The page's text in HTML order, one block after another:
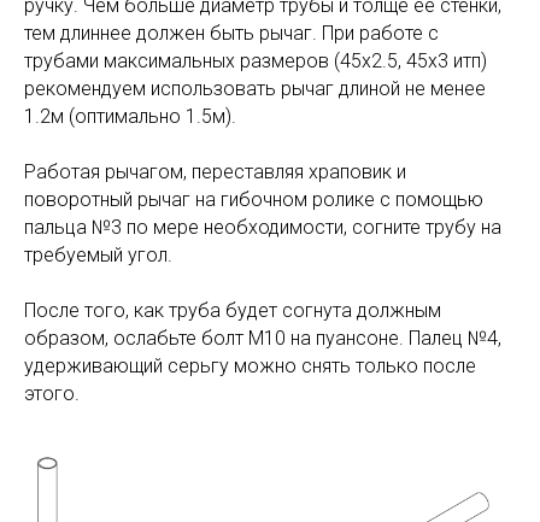
ручку. Чем больше диаметр трубы и толще ее стенки,
тем длиннее должен быть рычаг. При работе с
трубами максимальных размеров (45х2.5, 45х3 итп)
рекомендуем использовать рычаг длиной не менее
1.2м (оптимально 1.5м).
Работая рычагом, переставляя храповик и
поворотный рычаг на гибочном ролике с помощью
пальца №3 по мере необходимости, согните трубу на
требуемый угол.
После того, как труба будет согнута должным
образом, ослабьте болт М10 на пуансоне. Палец №4,
удерживающий серьгу можно снять только после
этого.